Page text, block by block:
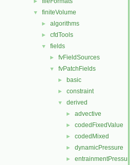
▼ finiteVolume
► algorithms
► cfdTools
▼ fields
► fvFieldSources
▼ fvPatchFields
► basic
► constraint
▼ derived
► advective
► codedFixedValue
► codedMixed
► dynamicPressure
► entrainmentPressure